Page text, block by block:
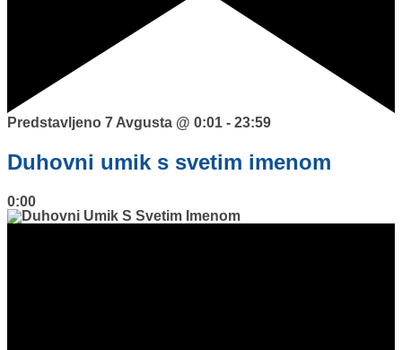
Predstavljeno 7 Avgusta @ 0:01 - 23:59
Duhovni umik s svetim imenom
0:00